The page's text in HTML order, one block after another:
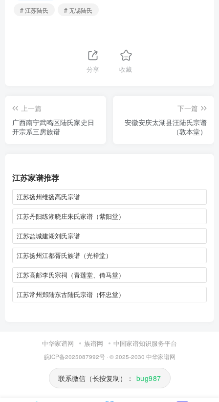
# 江苏陆氏
# 无锡陆氏
分享 收藏
上一篇
广西南宁武鸣区陆氏家史日
开宗系三房族谱
下一篇
安徽安庆太湖县汪陆氏宗谱
（敦本堂）
江苏家谱推荐
江苏扬州维扬高氏宗谱
江苏丹阳练湖晓庄朱氏家谱（紫阳堂）
江苏盐城建湖刘氏宗谱
江苏扬州江都胥氏族谱（光裕堂）
江苏高邮李氏宗祠（青莲堂、倚马堂）
江苏常州郑陆东古陆氏宗谱（怀忠堂）
中华家谱网 族谱网 中国家谱知识服务平台
皖ICP备2025087992号· © 2025-2030 中华家谱网
联系微信（长按复制）： bug987